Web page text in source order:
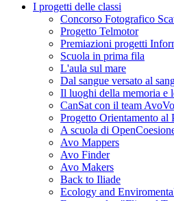
I progetti delle classi
Concorso Fotografico
Progetto Telmotor
Premiazioni progetti
Scuola in prima fila
L'aula sul mare
Dal sangue versato al
Il luoghi della memoria e
CanSat con il team
Progetto Orientamento
A scuola di
Avo Mappers
Avo Finder
Avo Makers
Back to Iliade
Ecology and